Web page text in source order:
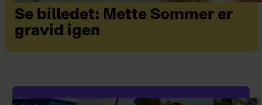
Se billedet: Mette Sommer er
gravid igen